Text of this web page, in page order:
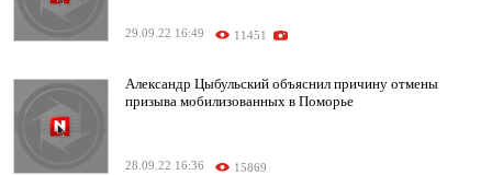
29.09.22 16:49 11451
Александр Цыбульский объяснил причину отмены
призыва мобилизованных в Поморье
28.09.22 16:36 15869